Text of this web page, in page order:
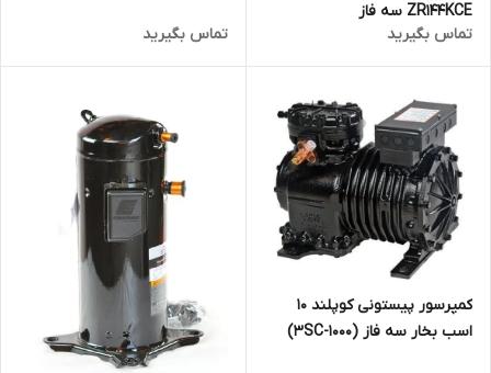
ZR144KCE سه فاز
تماس بگیرید
تماس بگیرید
کمپرسور پیستونی کوپلند 10
اسب بخار سه فاز (3SC-1000)